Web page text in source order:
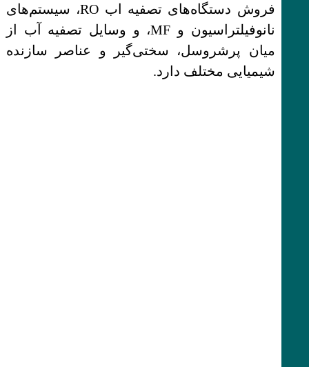
فروش دستگاه‌های تصفیه اب RO، سیستم‌های
نانوفیلتراسیون و MF، و وسایل تصفیه آب از
میان پرشروسل، سختی‌گیر و عناصر سازنده
شیمیایی مختلف دارد.